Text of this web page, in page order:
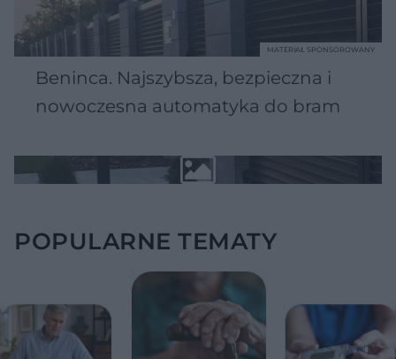
Beninca. Najszybsza, bezpieczna i
nowoczesna automatyka do bram
MATERIAŁ SPONSOROWANY
POPULARNE TEMATY